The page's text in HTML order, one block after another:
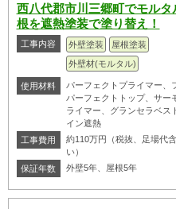
西八代郡市川三郷町でモル
根を遮熱塗装で塗り替え！
工事内容 外壁塗装
屋根塗装
外壁材(モルタル)
使用材料
パーフェクトプライマー、
パーフェクトトップ、サー
ライマー、グランセラベス
イン遮熱
工事費用
約110万円（税抜、足場代
い）
保証年数
外壁5年、屋根5年